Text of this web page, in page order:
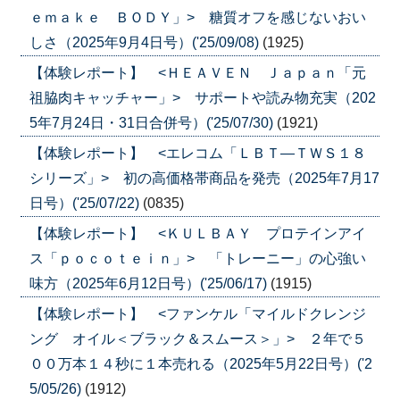
ｅｍａｋｅ ＢＯＤＹ」> 糖質オフを感じないおい
しさ（2025年9月4日号）('25/09/08) (1925)
【体験レポート】 <ＨＥＡＶＥＮ Ｊａｐａｎ「元
祖脇肉キャッチャー」> サポートや読み物充実（202
5年7月24日・31日合併号）('25/07/30) (1921)
【体験レポート】 <エレコム「ＬＢＴ―ＴＷＳ１８
シリーズ」> 初の高価格帯商品を発売（2025年7月17
日号）('25/07/22) (0835)
【体験レポート】 <ＫＵＬＢＡＹ プロテインアイ
ス「ｐｏｃｏｔｅｉｎ」> 「トレーニー」の心強い
味方（2025年6月12日号）('25/06/17) (1915)
【体験レポート】 <ファンケル「マイルドクレンジ
ング オイル＜ブラック＆スムース＞」> ２年で５
００万本１４秒に１本売れる（2025年5月22日号）('2
5/05/26) (1912)